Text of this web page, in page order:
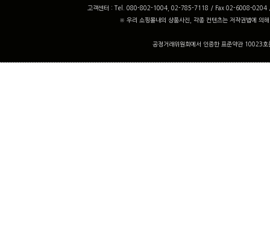
고객센터 : Tel. 080-802-1004, 02-785-7118 / Fax 02-6008-0204
※ 우리 쇼핑몰내의 상품사진, 각종 컨텐츠는 저작권법에 의
공정거래위원회에서 인증한 표준약관 10023